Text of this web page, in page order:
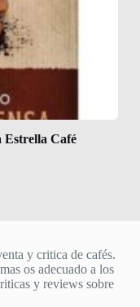
Estrella Café
y critica de cafés.
os adecuado a los
y reviews sobre